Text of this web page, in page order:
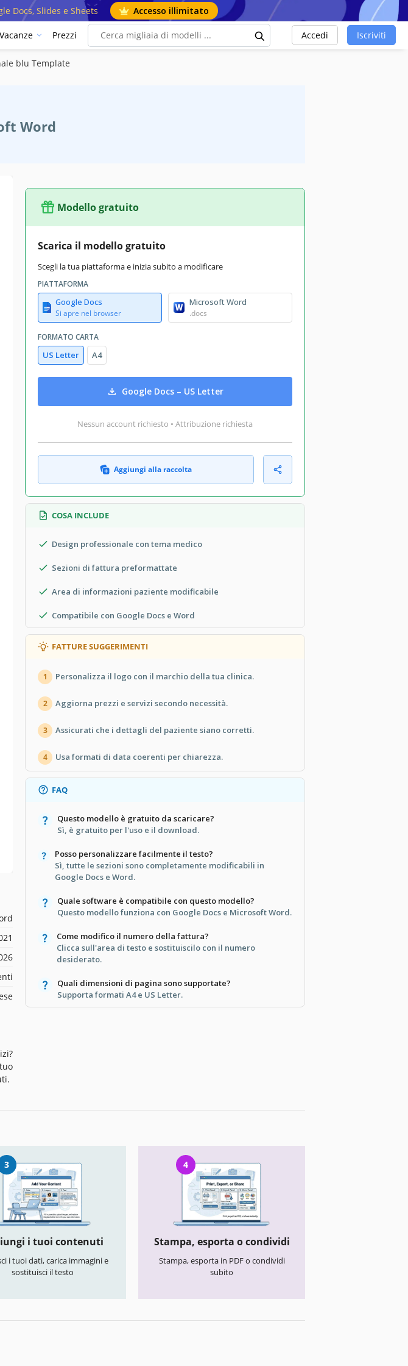
Docs, Slides e Sheets Accesso illimitato
Vacanze Prezzi Accedi Iscriviti
blu Template
Word
Modello gratuito
Scarica il modello gratuito
Scegli la tua piattaforma e inizia subito a modificare
PIATTAFORMA
Google Docs
Si apre nel browser
Microsoft Word
.docs
FORMATO CARTA
US Letter A4
Google Docs – US Letter
Nessun account richiesto • Attribuzione richiesta
Aggiungi alla raccolta
COSA INCLUDE
Design professionale con tema medico
Sezioni di fattura preformattate
Area di informazioni paziente modificabile
Compatibile con Google Docs e Word
FATTURE SUGGERIMENTI
1 Personalizza il logo con il marchio della tua clinica.
2 Aggiorna prezzi e servizi secondo necessità.
3 Assicurati che i dettagli del paziente siano corretti.
4 Usa formati di data coerenti per chiarezza.
FAQ
Questo modello è gratuito da scaricare?
Sì, è gratuito per l'uso e il download.
Posso personalizzare facilmente il testo?
Sì, tutte le sezioni sono completamente modificabili in
Google Docs e Word.
Quale software è compatibile con questo modello?
Questo modello funziona con Google Docs e Microsoft Word.
Come modifico il numero della fattura?
Clicca sull'area di testo e sostituiscilo con il numero
desiderato.
Quali dimensioni di pagina sono supportate?
Supporta formati A4 e US Letter.
3
i tuoi contenuti
i tuoi dati, carica immagini e
sostituisci il testo
4
Stampa, esporta o condividi
Stampa, esporta in PDF o condividi
subito